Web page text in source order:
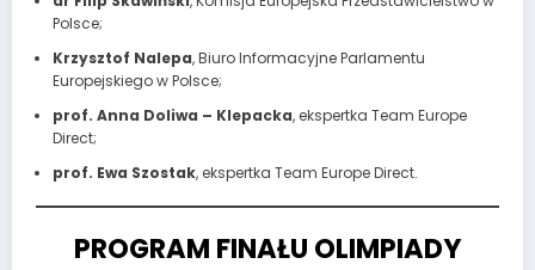
Polsce;
Krzysztof Nalepa, Biuro Informacyjne Parlamentu
Europejskiego w Polsce;
prof. Anna Doliwa – Klepacka, ekspertka Team Europe
Direct;
prof. Ewa Szostak, ekspertka Team Europe Direct.
PROGRAM FINAŁU OLIMPIADY